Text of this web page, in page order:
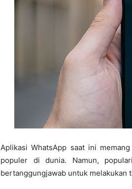
Aplikasi WhatsApp saat ini
populer di dunia. Namun,
bertanggungjawab untuk melakukan